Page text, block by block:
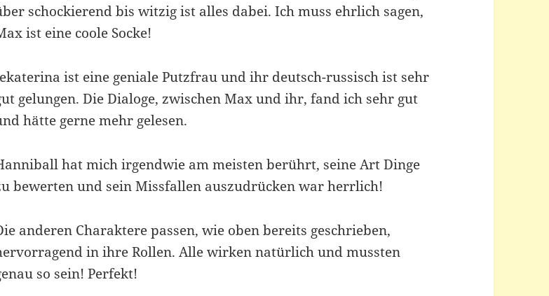
schockierend bis witzig ist alles dabei. Ich muss ehrlich sagen,
ist eine coole Socke!
ist eine geniale Putzfrau und ihr deutsch-russisch ist sehr
gelungen. Die Dialoge, zwischen Max und ihr, fand ich sehr gut
hätte gerne mehr gelesen.
hat mich irgendwie am meisten berührt, seine Art Dinge
bewerten und sein Missfallen auszudrücken war herrlich!
anderen Charaktere passen, wie oben bereits geschrieben,
in ihre Rollen. Alle wirken natürlich und mussten
so sein! Perfekt!